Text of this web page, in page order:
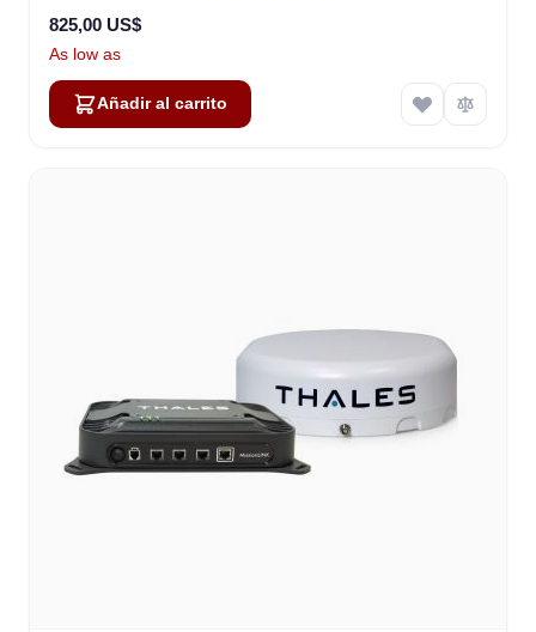
825,00 US$
As low as
Añadir al carrito